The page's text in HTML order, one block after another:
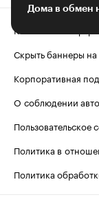
Дома в обмен
Контактная
Скрыть баннеры
Корпоративная
О соблюдении
Пользовательское
Политика в
Политика